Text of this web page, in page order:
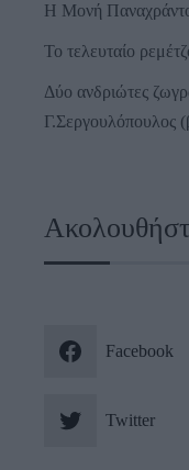
Η Μονή
Το τελευταίο
Δύο ανδριώτες
Γ.Σεργουλόπουλος
Facebook
Twitter